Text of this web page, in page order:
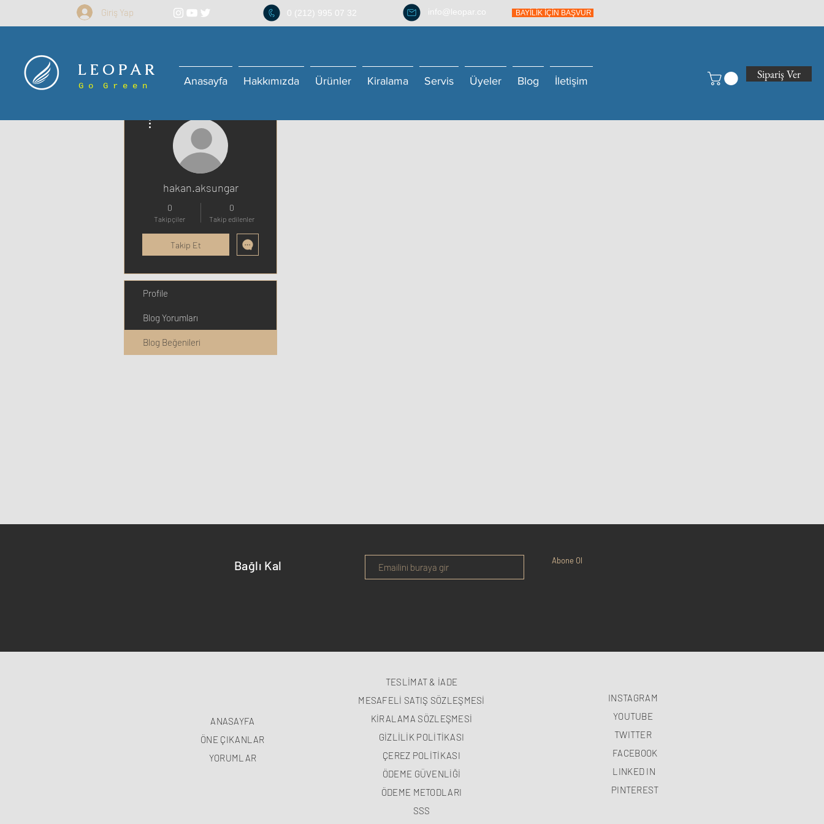
Giriş Yap 0 (212) 995 07 32 info@leopar.co BAYİLİK İÇİN BAŞVUR
L E O P A R
G o G r e e n Anasayfa Hakkımızda Ürünler Kiralama Servis Üyeler Blog İletişim Sipariş Ver
hakan.aksungar
0
Takipçiler
0
Takip edilenler
Takip Et
Profile
Blog Yorumları
Blog Beğenileri
Bağlı Kal Abone Ol
ANASAYFA
ÖNE ÇIKANLAR
YORUMLAR
TESLİMAT & İADE
MESAFELİ SATIŞ SÖZLEŞMESİ
KİRALAMA SÖZLEŞMESİ
GİZLİLİK POLİTİKASI
ÇEREZ POLİTİKASI
ÖDEME GÜVENLİĞİ
ÖDEME METODLARI
SSS
INSTAGRAM
YOUTUBE
TWITTER
FACEBOOK
LINKED IN
PINTEREST